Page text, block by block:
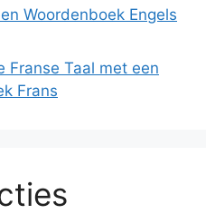
Woordenboek Engels
Franse Taal met een
Frans